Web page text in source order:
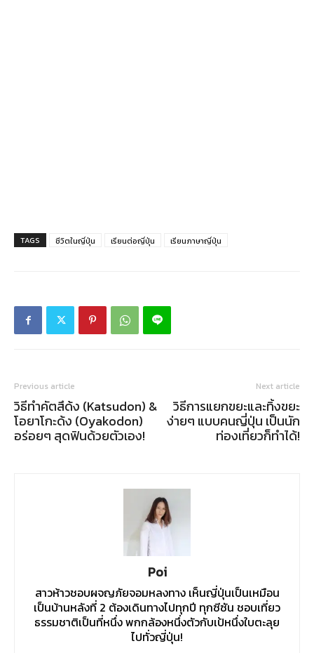
TAGS ชีวิตในญี่ปุ่น เรียนต่อญี่ปุ่น เรียนภาษาญี่ปุ่น
Previous article
วิธีทำคัตสึด้ง (Katsudon) &
โอยาโกะด้ง (Oyakodon)
อร่อยๆ สุดฟินด้วยตัวเอง!
Next article
วิธีการแยกขยะและทิ้งขยะ
ง่ายๆ แบบคนญี่ปุ่น เป็นนัก
ท่องเที่ยวก็ทำได้!
Poi
สาวห้าวชอบผจญภัยจอมหลงทาง เห็นญี่ปุ่นเป็นเหมือน
เป็นบ้านหลังที่ 2 ต้องเดินทางไปทุกปี ทุกซีซัน ชอบเที่ยว
ธรรมชาติเป็นที่หนึ่ง พกกล้องหนึ่งตัวกับเป้หนึ่งใบตะลุย
ไปทั่วญี่ปุ่น!